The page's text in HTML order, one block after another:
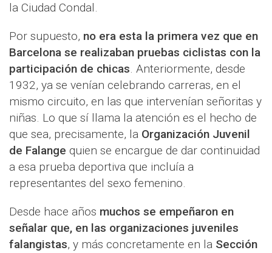
la Ciudad Condal.
Por supuesto, no era esta la primera vez que en
Barcelona se realizaban pruebas ciclistas con la
participación de chicas. Anteriormente, desde
1932, ya se venían celebrando carreras, en el
mismo circuito, en las que intervenían señoritas y
niñas. Lo que sí llama la atención es el hecho de
que sea, precisamente, la Organización Juvenil
de Falange quien se encargue de dar continuidad
a esa prueba deportiva que incluía a
representantes del sexo femenino.
Desde hace años muchos se empeñaron en
señalar que, en las organizaciones juveniles
falangistas, y más concretamente en la Sección